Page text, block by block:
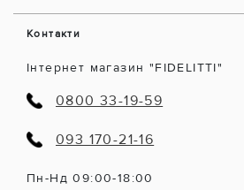
Контакти
Інтернет магазин "FIDELITTI"
0800 33-19-59
093 170-21-16
Пн-Нд 09:00-18:00